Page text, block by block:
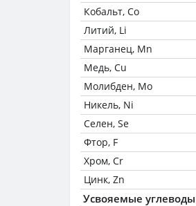
Кобальт, Co
Литий, Li
Марганец, Mn
Медь, Cu
Молибден, Mo
Никель, Ni
Селен, Se
Фтор, F
Хром, Cr
Цинк, Zn
Усвояемые углеводы